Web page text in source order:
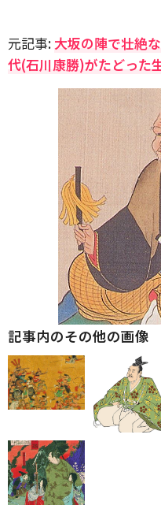
元記事:大坂の陣で壮絶
代(石川康勝)がたどった
記事内のその他の画像